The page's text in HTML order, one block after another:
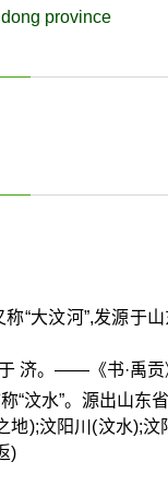
province
称“大汶河”,发源于
济。——《书·禹贡
“汶水”。源出山东
地);汶阳川(汶水);
)